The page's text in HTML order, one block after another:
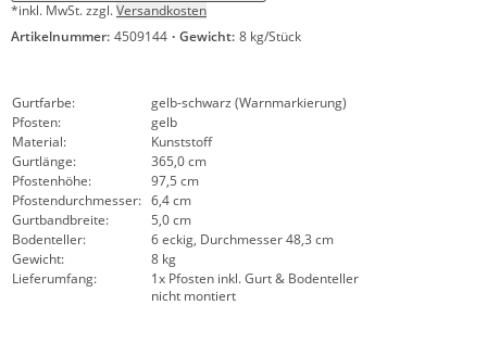
*inkl. MwSt. zzgl.Versandkosten
Artikelnummer: 4509144 · Gewicht: 8 kg/Stück
Gurtfarbe:
gelb-schwarz (Warnmarkierung)
Pfosten:
gelb
Material:
Kunststoff
Gurtlänge:
365,0 cm
Pfostenhöhe:
97,5 cm
Pfostendurchmesser: 6,4 cm
Gurtbandbreite:
5,0 cm
Bodenteller:
6 eckig, Durchmesser 48,3 cm
Gewicht:
8 kg
Lieferumfang:
1x Pfosten inkl. Gurt & Bodenteller
nicht montiert